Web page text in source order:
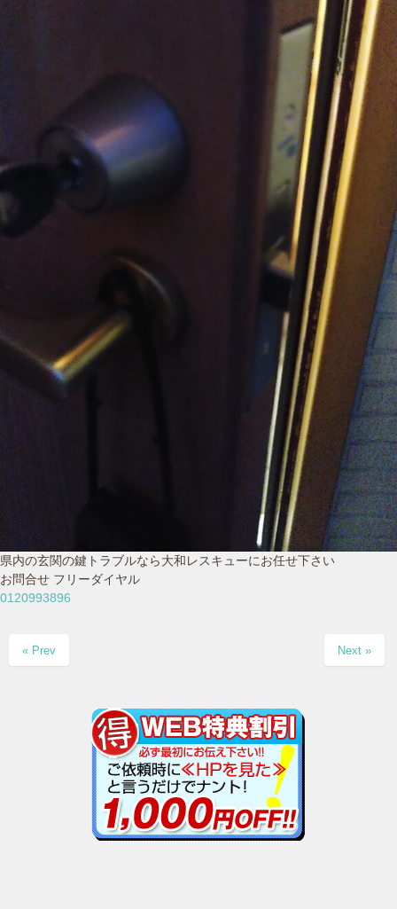
県内の玄関の鍵トラブルなら大和レスキューにお任せ下さい
お問合せ フリーダイヤル
0120993896
« Prev Next »